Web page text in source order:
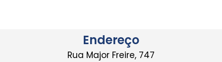
Endereço
Rua Major Freire, 747